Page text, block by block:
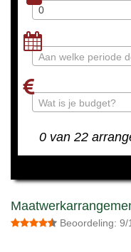
Aan welke periode
Wat is je budget?
0 van 22
Beoordeling: